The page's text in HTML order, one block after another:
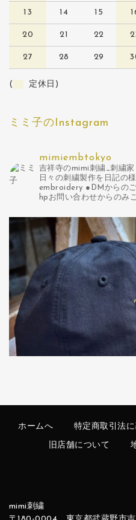
13 14 15
20 21 22
27 28 29
( 定休日)
ミミ子のInstagram
mimiembtokyo
吉祥寺のmimi刺繍_刺繍
日々の刺繍製作を日記の
embroidery ●DMからの
hpお問い合わせからのみ
ホームへ 特定商取引法
旧店舗について
mimi刺繍